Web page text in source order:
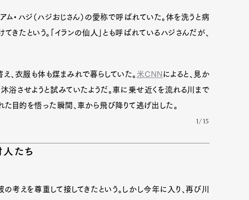
・ハジ（ハジおじさん）の愛称で呼ばれていた。体を洗うと病
きたという。「イランの仙人」とも呼ばれているハジさんだが、
、衣服も体も煤まみれで暮らしていた。 米CNNによると、見か
浴させようと試みていたようだ。車に乗せ近くを流れる川まで
目的を悟った瞬間、車から飛び降りて逃げ出した。
1/15
人たち
考えを尊重して接してきたという。しかし今年に入り、再び川